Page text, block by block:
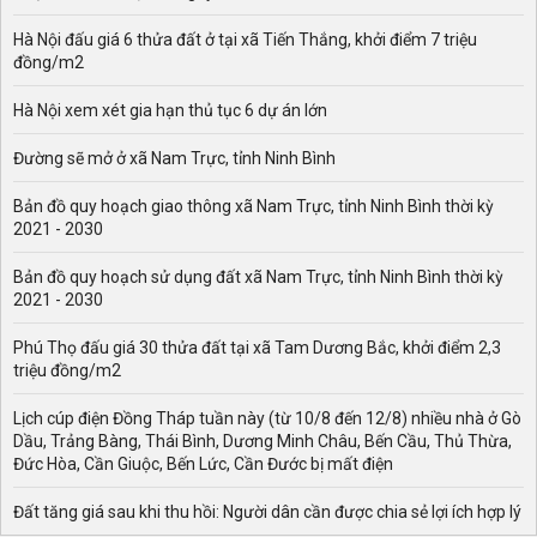
Theo Trung tâm Dự báo Khí tượng thủy văn Quốc gia,
thời tiết của một số vùng trên cả nước năm nay vào dịp
vẫn có mưa vào đêm giáng sinh.
Dự báo thời tiết Noel năm nay của các vùng trên cả
Cụ thể chi tiết về thời tiết ngày và đêm giáng sinh của
Thời tiết miền Bắc dịp Noel 24-25/12
động và ảnh hưởng của khối không khí lạnh tăng cường
nên sáng sớm có sương mù, sáng và đêm trời lạnh.
Ngày 25/12, tiết trời tiếp tục có sương mù vào buổi sáng,
trời lạnh và rét, có thể có mưa nhỏ rải rác vài nơi nhưng
khả năng mưa thấp. Nhiệt độ thấp nhất dưới 14 độ, các
Hà Nội đấu giá 6 thửa đất ở tại xã Tiến Thắng, khởi điểm 7 triệu
đồng/m2
Hà Nội xem xét gia hạn thủ tục 6 dự án lớn
Đường sẽ mở ở xã Nam Trực, tỉnh Ninh Bình
Bản đồ quy hoạch giao thông xã Nam Trực, tỉnh Ninh Bình thời kỳ
2021 - 2030
Bản đồ quy hoạch sử dụng đất xã Nam Trực, tỉnh Ninh Bình thời kỳ
2021 - 2030
Phú Thọ đấu giá 30 thửa đất tại xã Tam Dương Bắc, khởi điểm 2,3
triệu đồng/m2
Lịch cúp điện Đồng Tháp tuần này (từ 10/8 đến 12/8) nhiều nhà ở Gò
Dầu, Trảng Bàng, Thái Bình, Dương Minh Châu, Bến Cầu, Thủ Thừa,
Đức Hòa, Cần Giuộc, Bến Lức, Cần Đước bị mất điện
Đất tăng giá sau khi thu hồi: Người dân cần được chia sẻ lợi ích hợp lý